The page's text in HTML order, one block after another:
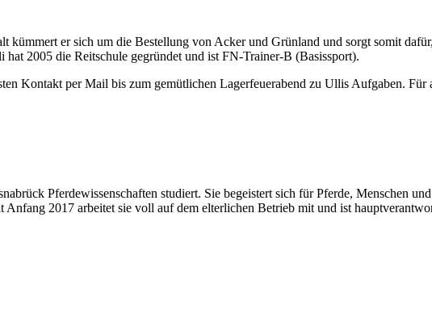
er sich um die Bestellung von Acker und Grünland und sorgt somit
2005 die Reitschule gegründet und ist FN-Trainer-B (Basissport).
Kontakt per Mail bis zum gemütlichen Lagerfeuerabend zu Ullis Aufgaben.
Pferdewissenschaften studiert. Sie begeistert sich für Pferde, Menschen
Anfang 2017 arbeitet sie voll auf dem elterlichen Betrieb mit und ist